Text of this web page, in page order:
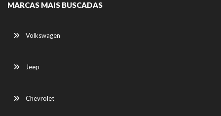
MARCAS MAIS BUSCADAS
Volkswagen
Jeep
Chevrolet